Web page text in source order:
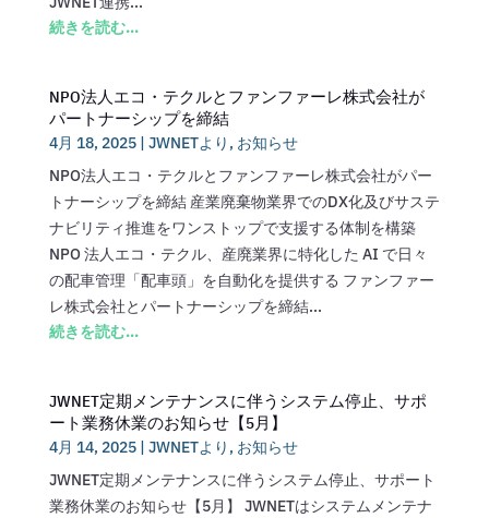
続きを読む...
NPO法人エコ・テクルとファンファーレ株式会社が
パートナーシップを締結
4月 18, 2025| JWNETより , お知らせ
NPO法人エコ・テクルとファンファーレ株式会社がパー
トナーシップを締結 産業廃棄物業界でのDX化及びサステ
ナビリティ推進をワンストップで支援する体制を構築
NPO 法人エコ・テクル、産廃業界に特化した AI で日々
の配車管理「配車頭」を自動化を提供する ファンファー
レ株式会社とパートナーシップを締結...
続きを読む...
JWNET定期メンテナンスに伴うシステム停止、サポ
ート業務休業のお知らせ【5月】
4月 14, 2025| JWNETより , お知らせ
JWNET定期メンテナンスに伴うシステム停止、サポート
業務休業のお知らせ【5月】 JWNETはシステムメンテナ